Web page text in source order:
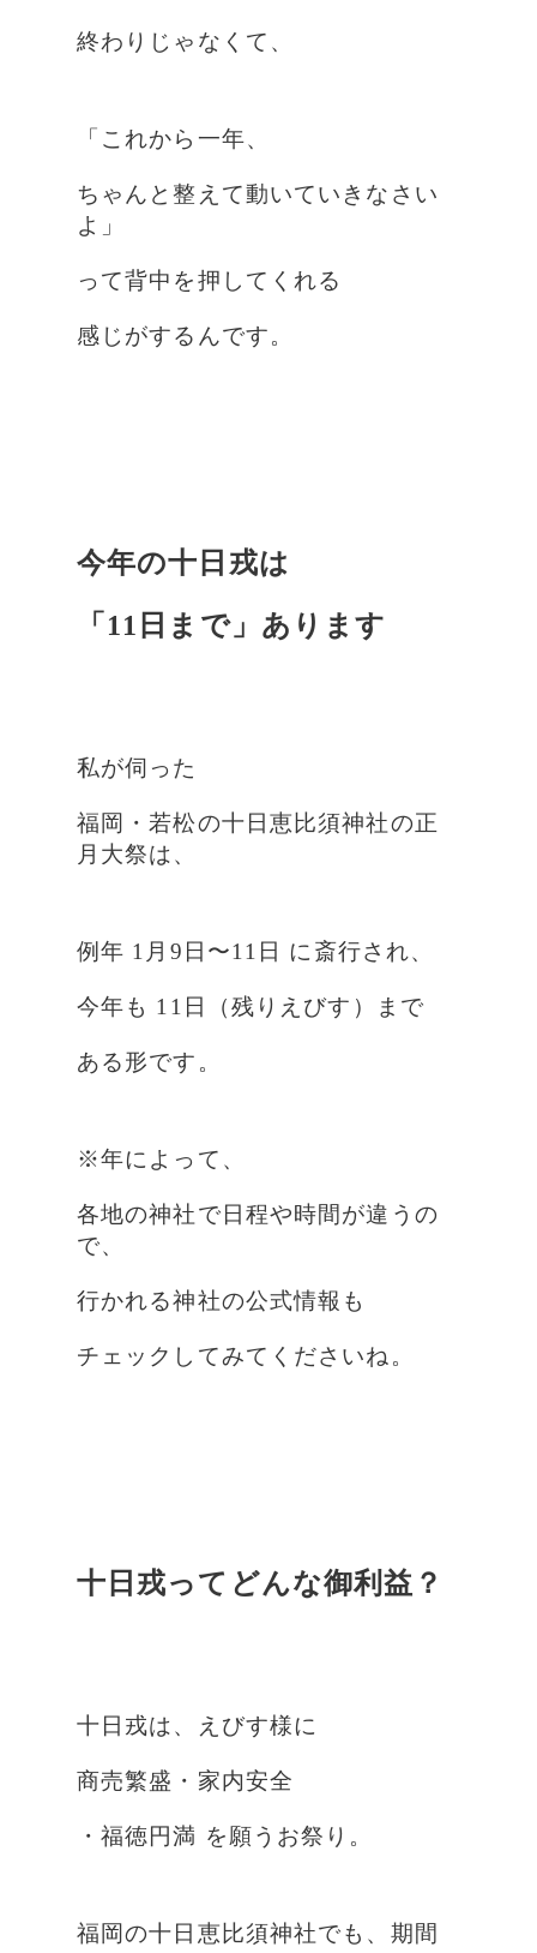
終わりじゃなくて、
「これから一年、
ちゃんと整えて動いていきなさい
よ」
って背中を押してくれる
感じがするんです。
今年の十日戎は
「11日まで」あります
私が伺った
福岡・若松の十日恵比須神社の正
月大祭は、
例年 1月9日〜11日 に斎行され、
今年も 11日（残りえびす）まで
ある形です。
※年によって、
各地の神社で日程や時間が違うの
で、
行かれる神社の公式情報も
チェックしてみてくださいね。
十日戎ってどんな御利益？
十日戎は、えびす様に
商売繁盛・家内安全
・福徳円満 を願うお祭り。
福岡の十日恵比須神社でも、期間